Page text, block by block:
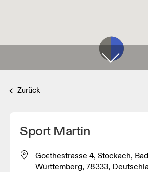
Zurück
Sport Martin
Goethestrasse 4, Stockach,
Württemberg, 78333,